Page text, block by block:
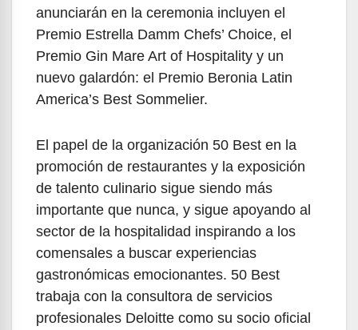
anunciarán en la ceremonia incluyen el
Premio Estrella Damm Chefs’ Choice, el
Premio Gin Mare Art of Hospitality y un
nuevo galardón: el Premio Beronia Latin
America’s Best Sommelier.
El papel de la organización 50 Best en la
promoción de restaurantes y la exposición
de talento culinario sigue siendo más
importante que nunca, y sigue apoyando al
sector de la hospitalidad inspirando a los
comensales a buscar experiencias
gastronómicas emocionantes. 50 Best
trabaja con la consultora de servicios
profesionales Deloitte como su socio oficial